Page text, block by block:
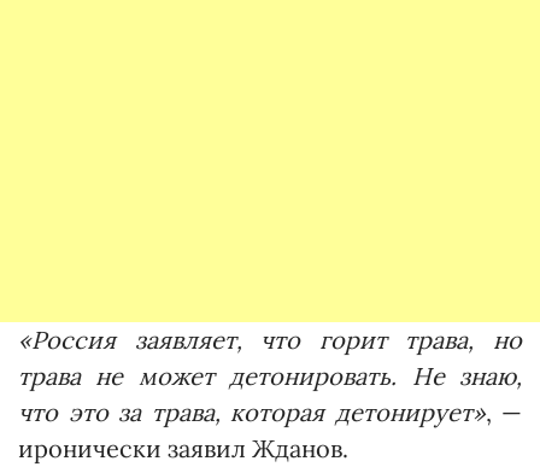
«Россия заявляет, что горит трава, но
трава не может детонировать. Не знаю,
что это за трава, которая детонирует», —
иронически заявил Жданов.